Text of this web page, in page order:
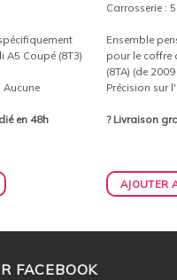
A5 Coupé (8T3)
en 48h
Carrosserie :
Ensemble
pour le coffre
(8TA) (de
Précision sur
? Livraison
AJOUTER
FACEBOOK